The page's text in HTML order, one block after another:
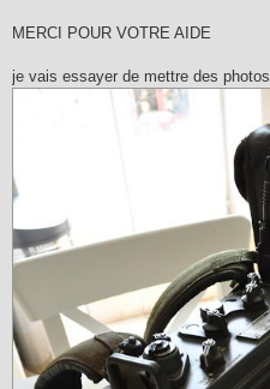
MERCI POUR VOTRE AIDE
je vais essayer de mettre des photos